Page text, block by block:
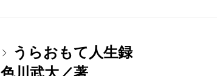
うらおもて人生録
色川武大／著